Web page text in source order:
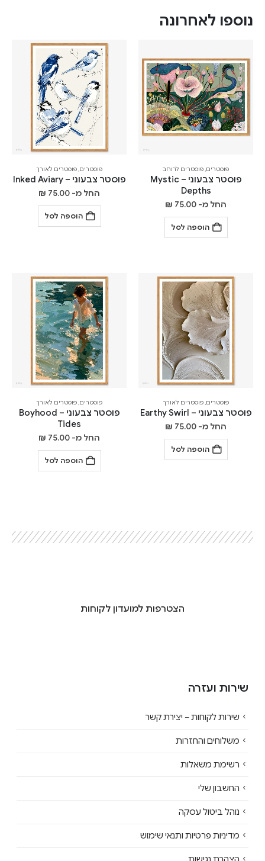
נוספו לאחרונה
פוסטרים,פוסטרים לרוחב
פוסטר צבעוני – Mystic
Depths
החל מ- ₪ 75.00
הוספה לסל
פוסטרים,פוסטרים לאורך
פוסטר צבעוני – Inked Aviary
החל מ- ₪ 75.00
הוספה לסל
פוסטרים,פוסטרים לאורך
פוסטר צבעוני – Earthy Swirl
החל מ- ₪ 75.00
הוספה לסל
פוסטרים,פוסטרים לאורך
פוסטר צבעוני – Boyhood
Tides
החל מ- ₪ 75.00
הוספה לסל
הצטרפות למועדון לקוחות
שירות ועזרה
שירות לקוחות – יצירת קשר
משלוחים והחזרות
רשימת משאלות
החשבון שלי
נוהל ביטול עסקה
מדיניות פרטיות ותנאי שימוש